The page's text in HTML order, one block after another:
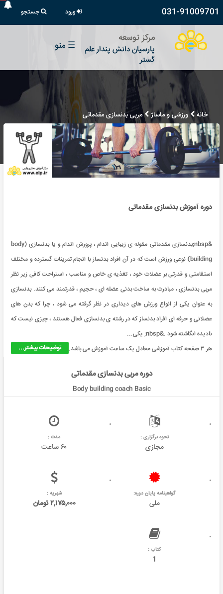
031-91009701 ورود جستجو
مرکز توسعه
پارسیان دانش پندار علم
گستر
☰ منو
خانه ورزشی و ماساژ مربی بدنسازی مقدماتی
دوره آموزش بدنسازی مقدماتی
&nbsp;بدنسازی مقدماتی مقوله ی زیبایی اندام ، پرورش اندام و یا بدنسازی (body
building) نوعی ورزش است که در آن افراد بدنساز با انجام تمرینات گسترده و مختلف
استقامتی و قدرتی بر عضلات خود ، تغذیه ی خاص و مناسب ، استراحت کافی زیر نظر
مربی بدنسازی ، مبادرت به ساخت بدنی عضله ای ، حجیم ، قدرتمند می کنند. بدنسازی
به عنوان یکی از انواع ورزش های دیداری در نظر گرفته می شود ، چرا که بدن های
عضلانی و حرفه ای افراد بدنساز که در رشته ی بدنسازی فعال هستند ، چیزی نیست که
نادیده انگاشته شود .&nbsp; یکی...
توضیحات بیشتر...
هر ۳ صفحه کتاب آموزشی معادل یک ساعت آموزش می باشد.
دوره مربی بدنسازی مقدماتی
Body building coach Basic
نحوه برگزاری :
مجازی
مدت :
۶۰ ساعت
گواهینامه پایان دوره:
ملی
شهریه :
۲,۱۷۵,۰۰۰ تومان
کتاب :
1